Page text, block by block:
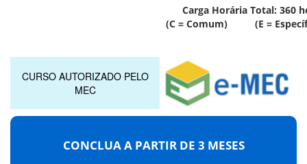
Carga Horária Total: 360
(C = Comum) (E =
CURSO AUTORIZADO PELO
MEC
CONCLUA A PARTIR DE 3 MESES